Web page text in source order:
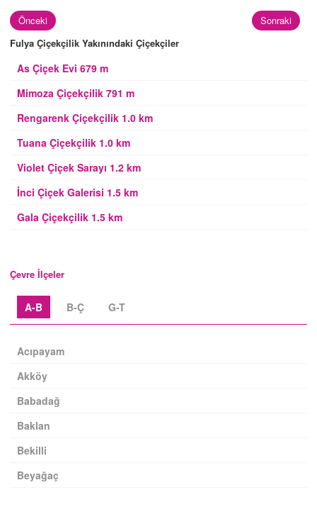
Önceki
Sonraki
Fulya Çiçekçilik Yakınındaki Çiçekçiler
As Çiçek Evi 679 m
Mimoza Çiçekçilik 791 m
Rengarenk Çiçekçilik 1.0 km
Tuana Çiçekçilik 1.0 km
Violet Çiçek Sarayı 1.2 km
İnci Çiçek Galerisi 1.5 km
Gala Çiçekçilik 1.5 km
Çevre İlçeler
A-B B-Ç G-T
Acıpayam
Akköy
Babadağ
Baklan
Bekilli
Beyağaç